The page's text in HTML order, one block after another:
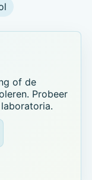
of de
Probeer